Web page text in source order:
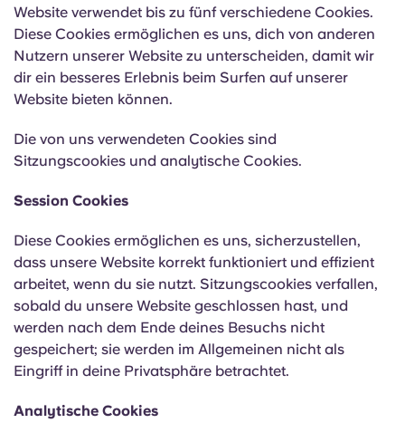
English (GB)
Chinese
Español
Català
Wähle ein Land aus
Wähle eine Stadt aus
Wähle eine Unterkunft aus
Anmelden
Jetzt buchen
Català Deutsch
Italian French
Website verwendet bis zu fünf verschiedene Cookies.
Diese Cookies ermöglichen es uns, dich von anderen
Nutzern unserer Website zu unterscheiden, damit wir
dir ein besseres Erlebnis beim Surfen auf unserer
Website bieten können.
Die von uns verwendeten Cookies sind
Sitzungscookies und analytische Cookies.
Session Cookies
Diese Cookies ermöglichen es uns, sicherzustellen,
dass unsere Website korrekt funktioniert und effizient
arbeitet, wenn du sie nutzt. Sitzungscookies verfallen,
sobald du unsere Website geschlossen hast, und
werden nach dem Ende deines Besuchs nicht
gespeichert; sie werden im Allgemeinen nicht als
Eingriff in deine Privatsphäre betrachtet.
Analytische Cookies